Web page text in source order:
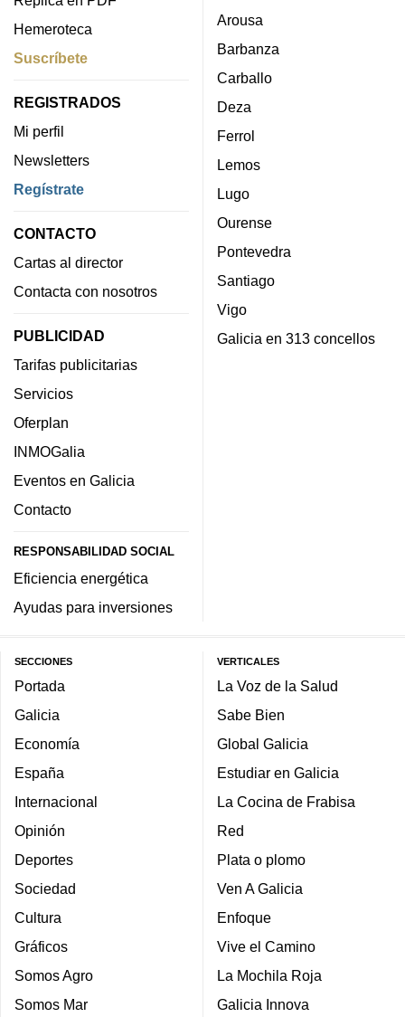
Hemeroteca
Suscríbete
REGISTRADOS
Mi perfil
Newsletters
Regístrate
CONTACTO
Cartas al director
Contacta con nosotros
PUBLICIDAD
Tarifas publicitarias
Servicios
Oferplan
INMOGalia
Eventos en Galicia
Contacto
RESPONSABILIDAD SOCIAL
Eficiencia energética
Ayudas para inversiones
Arousa
Barbanza
Carballo
Deza
Ferrol
Lemos
Lugo
Ourense
Pontevedra
Santiago
Vigo
Galicia en 313 concellos
SECCIONES
Portada
Galicia
Economía
España
Internacional
Opinión
Deportes
Sociedad
Cultura
Gráficos
Somos Agro
Somos Mar
VERTICALES
La Voz de la Salud
Sabe Bien
Global Galicia
Estudiar en Galicia
La Cocina de Frabisa
Red
Plata o plomo
Ven A Galicia
Enfoque
Vive el Camino
La Mochila Roja
Galicia Innova